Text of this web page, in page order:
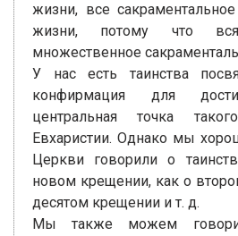
жизни, все
жизни, потому что
множественное
У нас есть таинства
конфирмация для
центральная точка
Евхаристии. Однако мы
Церкви говорили о
новом крещении, как о
десятом крещении и т. д.
Мы также можем